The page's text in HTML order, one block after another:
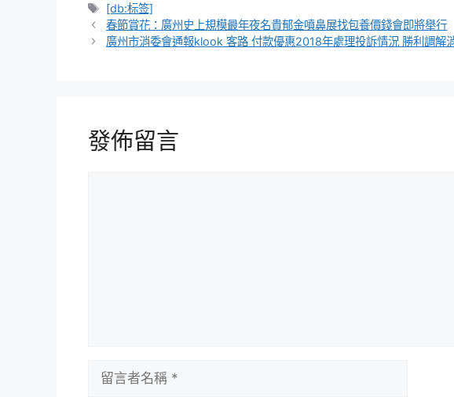
類
標
籤
[db:标签]
春節賞花：廣州史上規模最年夜名貴郁金噴鼻展找包養價錢會即將舉行
廣州市消委會通報klook 客路 付款優惠2018年處理投訴情況 勝利調解
發佈留言